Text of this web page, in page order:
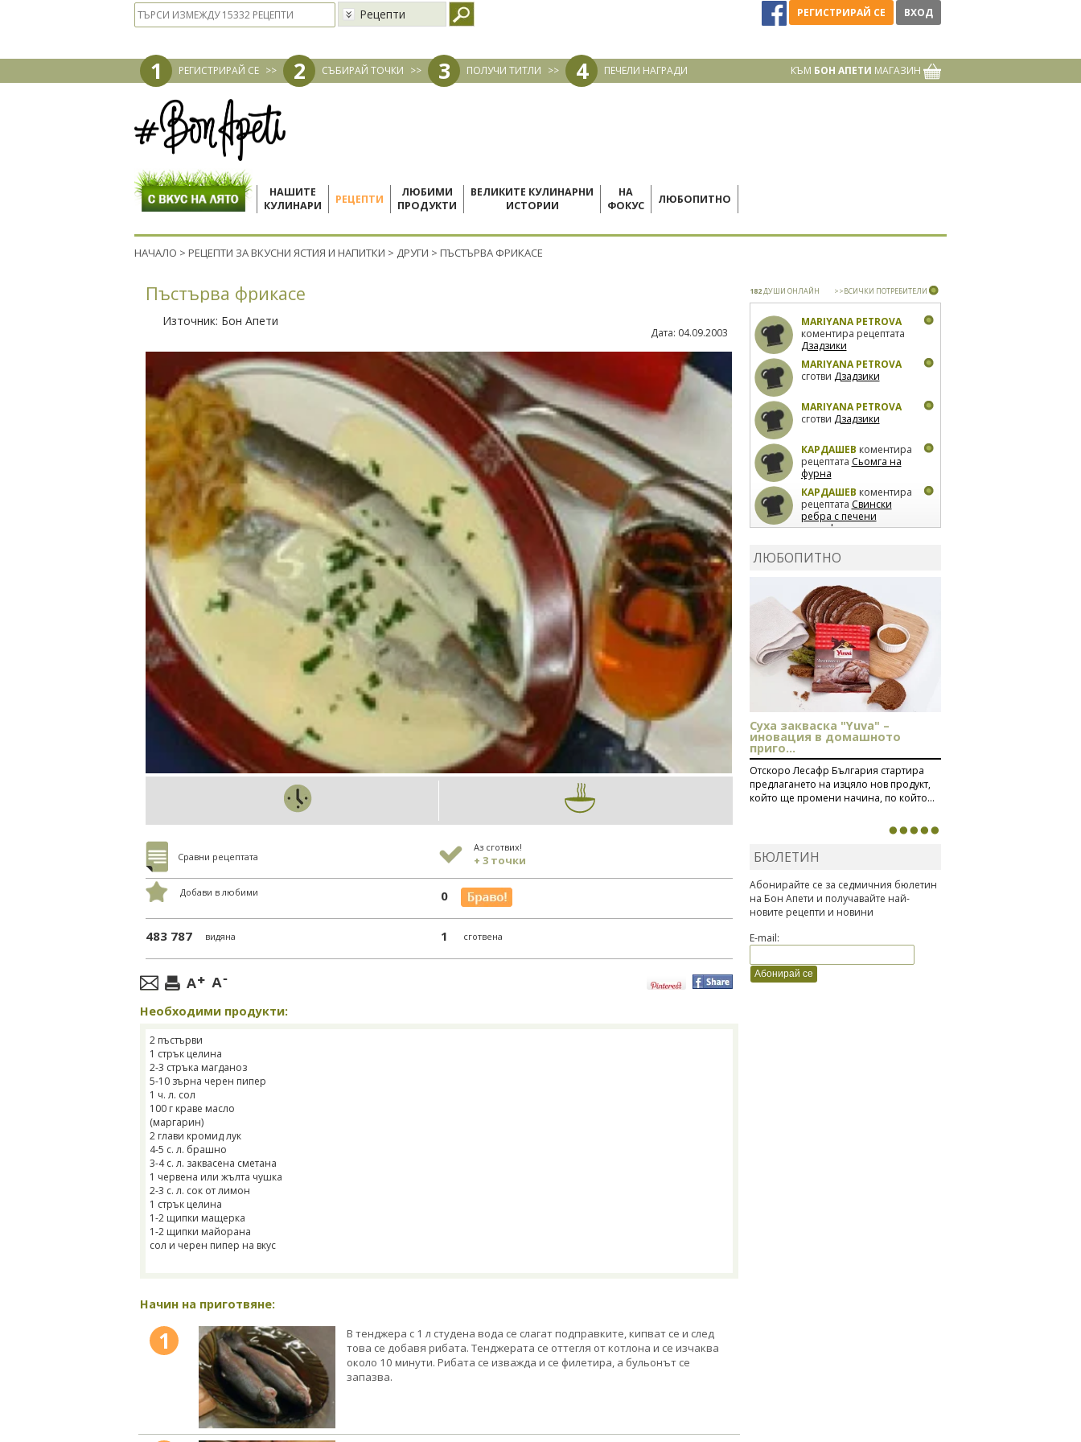
Рецепти РЕГИСТРИРАЙ СЕ ВХОД
1 РЕГИСТРИРАЙ СЕ >> 2 СЪБИРАЙ ТОЧКИ >> 3 ПОЛУЧИ ТИТЛИ >> 4 ПЕЧЕЛИ НАГРАДИ КЪМ БОН АПЕТИ МАГАЗИН
НАШИТЕ
КУЛИНАРИ
РЕЦЕПТИ
ЛЮБИМИ
ПРОДУКТИ
ВЕЛИКИТЕ КУЛИНАРНИ
ИСТОРИИ
НА
ФОКУС
ЛЮБОПИТНО
НАЧАЛО > РЕЦЕПТИ ЗА ВКУСНИ ЯСТИЯ И НАПИТКИ > ДРУГИ > ПЪСТЪРВА ФРИКАСЕ
Пъстърва фрикасе
Източник: Бон Апети
Дата: 04.09.2003
Сравни рецептата
Аз сготвих!
+ 3 точки
Добави в любими 0
483 787 видяна 1 сготвена
Необходими продукти:
2 пъстърви
1 стрък целина
2-3 стръка магданоз
5-10 зърна черен пипер
1 ч. л. сол
100 г краве масло
(маргарин)
2 глави кромид лук
4-5 с. л. брашно
3-4 с. л. заквасена сметана
1 червена или жълта чушка
2-3 с. л. сок от лимон
1 стрък целина
1-2 щипки мащерка
1-2 щипки майорана
сол и черен пипер на вкус
Начин на приготвяне:
1
В тенджера с 1 л студена вода се слагат подправките, кипват се и след
това се добавя рибата. Тенджерата се оттегля от котлона и се изчаква
около 10 минути. Рибата се изважда и се филетира, а бульонът се
запазва.
182ДУШИ ОНЛАЙН >>ВСИЧКИ ПОТРЕБИТЕЛИ
MARIYANA PETROVA
коментира рецептата
Дзадзики
MARIYANA PETROVA
сготви Дзадзики
MARIYANA PETROVA
сготви Дзадзики
КАРДАШЕВ коментира
рецептата Сьомга на
фурна
КАРДАШЕВ коментира
рецептата Свински
ребра с печени
картофи
лимон
коментира рецептата
Киноа със зеленчуци
ЛЮБОПИТНО
Суха закваска "Yuva" –
иновация в домашното
приго...
Отскоро Лесафр България стартира
предлагането на изцяло нов продукт,
който ще промени начина, по който...
БЮЛЕТИН
Абонирайте се за седмичния бюлетин
на Бон Апети и получавайте най-
новите рецепти и новини
E-mail: